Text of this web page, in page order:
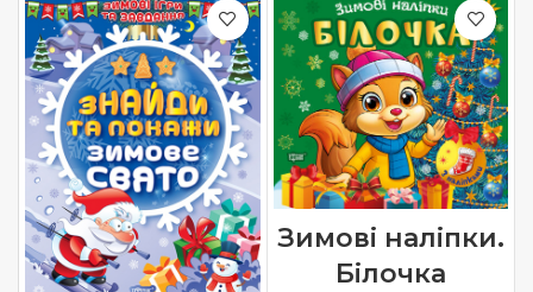
Зимові наліпки.
Білочка